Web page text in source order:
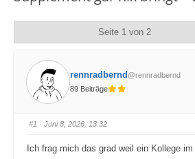
Seite 1 von 2
rennradbernd@rennradbernd
89 Beiträge
#1 · Juni 8, 2026, 13:32
Ich frag mich das grad weil ein Kollege